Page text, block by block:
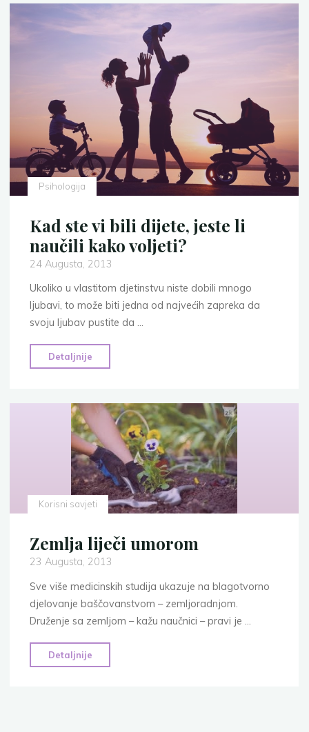
porodici
kroz
historiju"
Psihologija
Kad ste vi bili dijete, jeste li
naučili kako voljeti?
24 Augusta, 2013
Ukoliko u vlastitom djetinstvu niste dobili mnogo
ljubavi, to može biti jedna od najvećih zapreka da
svoju ljubav pustite da …
Detaljnije
ste
bili
dijete,
jeste
li
naučili
kako
voljeti?"
Korisni savjeti
Zemlja liječi umorom
23 Augusta, 2013
Sve više medicinskih studija ukazuje na blagotvorno
djelovanje baščovanstvom – zemljoradnjom.
Druženje sa zemljom – kažu naučnici – pravi je …
Detaljnije
liječi